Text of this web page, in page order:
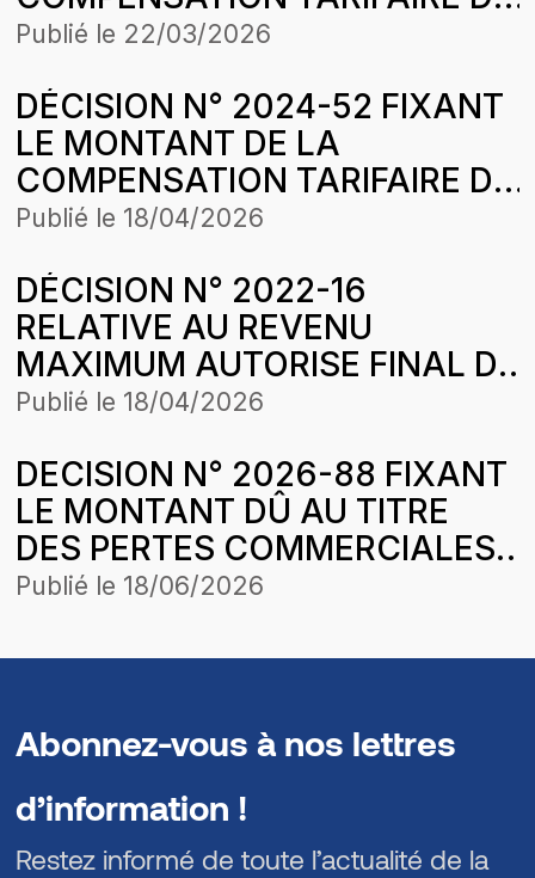
D’APPLICATION DE LA
OCTOBRE 2025
MOIS DE MAI 2025 DE
CONCESSION DAGANA-
PODOR-SAINTLOUIS DANS LE
CADRE DE L’HARMONISATION
DES TARIFS
Publié le 22/03/2026
DÉCISION N° 2024-52 FIXANT
LE MONTANT DE LA
COMPENSATION TARIFAIRE DU
MOIS D’OCTOBRE 2024 DE
CONCESSION DAGANA-
PODOR-SAINT-LOUIS DANS LE
CADRE DE L’HARMONISATION
DES TARIFS
Publié le 18/04/2026
DÉCISION N° 2022-16
RELATIVE AU REVENU
MAXIMUM AUTORISE FINAL DE
SENELEC EN 2021
Publié le 18/04/2026
DECISION N° 2026-88 FIXANT
LE MONTANT DÛ AU TITRE
DES PERTES COMMERCIALES
SUBIES PAR LA SOCIETE ORYX
CESSIONS DE GAZ BUTANE
D’APPLICATION DE LA
STRUCTURE DES PRIX DU 28
MARS 2026
Publié le 18/06/2026
Abonnez-vous à nos lettres
d’information !
Restez informé de toute l’actualité de la